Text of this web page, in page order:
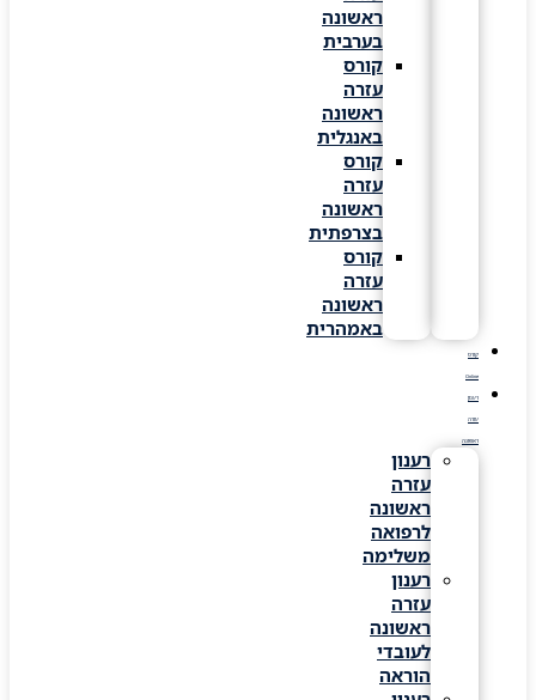
ראשונה
בערבית
קורס
עזרה
ראשונה
באנגלית
קורס
עזרה
ראשונה
בצרפתית
קורס
עזרה
ראשונה
באמהרית
רענון
עזרה
ראשונה
לרפואה
משלימה
רענון
עזרה
ראשונה
לעובדי
הוראה